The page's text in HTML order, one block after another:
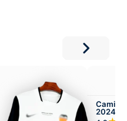
2024